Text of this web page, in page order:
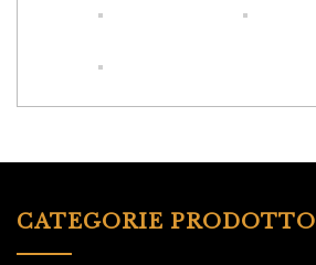
CATEGORIE PRODOTTO